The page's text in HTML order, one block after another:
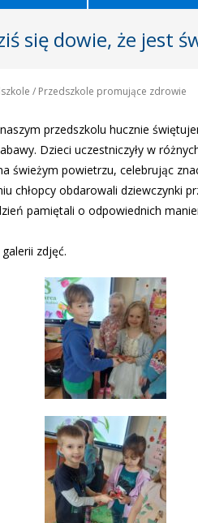
się dowie, że jest
/ Przedszkole promujące zdrowie
przedszkolu hucznie
Dzieci uczestniczyły w
świeżym powietrzu, celebrując
chłopcy obdarowali dziewczynki
pamiętali o odpowiednich
zdjęć.